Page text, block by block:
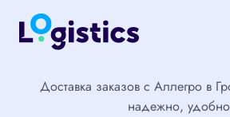
Перейти
Доставка заказов с Аллегро в
надежно, удобно